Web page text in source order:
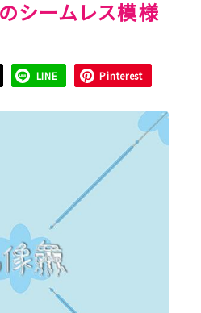
シームレス模様
LINE Pinterest